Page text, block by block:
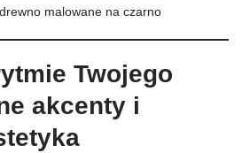
drewno malowane na czarno
Twojego
akcenty i